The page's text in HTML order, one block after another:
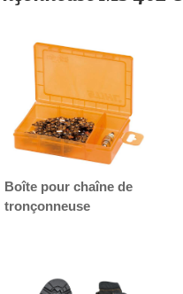
Boîte pour chaîne de
tronçonneuse